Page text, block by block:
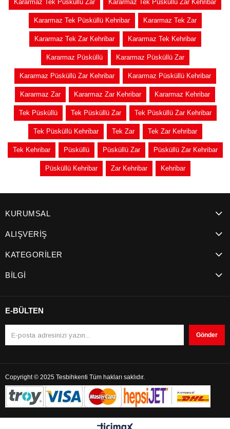
Kararmaz Tek Püsküllü Zar Kararmaz Tek Püsküllü Zar Kehribar
Kararmaz Tek Püsküllü Kehribar Kararmaz Tek Zar
Kararmaz Tek Zar Kehribar Kararmaz Tek Kehribar
Kararmaz Püsküllü Kararmaz Püsküllü Zar
Kararmaz Püsküllü Zar Kehribar Kararmaz Püsküllü Kehribar
Kararmaz Zar Kararmaz Zar Kehribar Kararmaz Kehribar
Tek Püsküllü Tek Püsküllü Zar Tek Püsküllü Zar Kehribar
Tek Püsküllü Kehribar Tek Zar Tek Zar Kehribar
Tek Kehribar Püsküllü Püsküllü Zar Püsküllü Zar Kehribar
Püsküllü Kehribar Zar Kehribar Kehribar
KURUMSAL
ALIŞVERİŞ
KATEGORİLER
BİLGİ
E-BÜLTEN
Gönder
Copyright © 2025 Tesbihkenti Tüm hakları saklıdır.